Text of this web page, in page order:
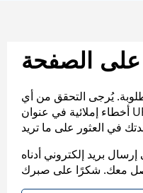
على الصفحة
يُرجى التحقق من أي
أخطاء إملائية في عنوان URL، أو عرض خريطة الموقع
بريد إلكتروني أدناه